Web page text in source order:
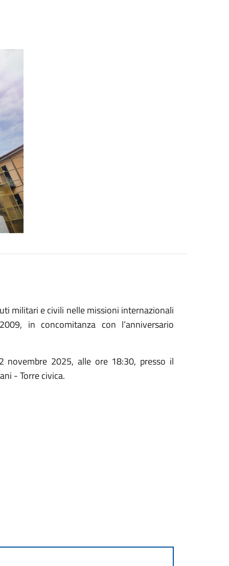
militari e civili nelle missioni internazionali
in concomitanza con l’anniversario
novembre 2025, alle ore 18:30, presso il
- Torre civica.